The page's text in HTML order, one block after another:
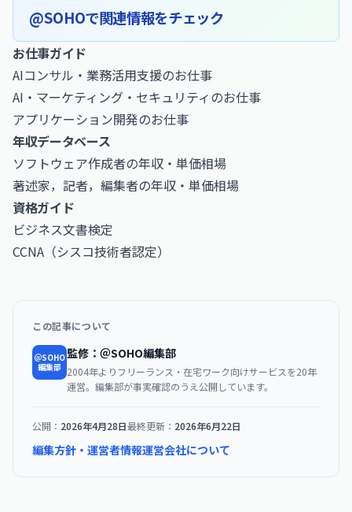
@SOHOで関連情報をチェック
お仕事ガイド
AIコンサル・業務活用支援のお仕事
AI・マーケティング・セキュリティのお仕事
アプリケーション開発のお仕事
年収データベース
ソフトウェア作成者の年収・単価相場
著述家，記者，編集者の年収・単価相場
資格ガイド
ビジネス文書検定
CCNA（シスコ技術者認定）
この記事について
＠SOHO
編集部
監修：＠SOHO編集部
2004年よりフリーランス・在宅ワーク向けサービスを20年
運営。編集部が事実確認のうえ公開しています。
公開： 2026年4月28日最終更新： 2026年6月22日
編集方針・運営者情報運営会社について